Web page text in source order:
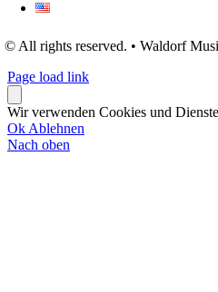
© All rights reserved. • Waldorf
Page load link
Wir verwenden Cookies und
Ok Ablehnen
Nach oben